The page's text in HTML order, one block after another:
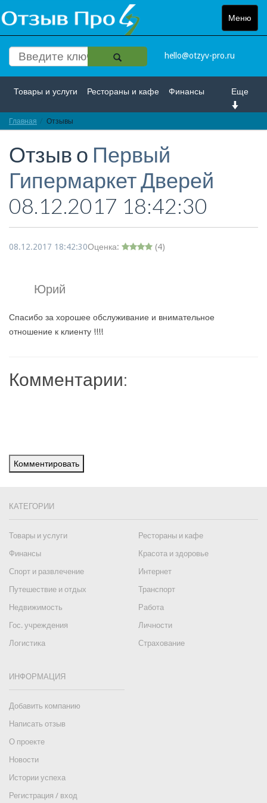
Меню
Toggle
hello@otzyv-pro.ru
Еще
Товары и услуги Рестораны и кафе Финансы
Красота и здоровье
Интернет Путешествие и отдых Транспорт
Недвижимость Работа Гос. учреждения
Личности Логистика Страхование
Главная Отзывы
Отзыв о Первый
Гипермаркет Дверей
08.12.2017 18:42:30
08.12.2017 18:42:30Оценка: (4)
Юрий
Спасибо за хорошее обслуживание и внимательное
отношение к клиенту !!!!
Комментарии:
Комментировать
КАТЕГОРИИ
Товары и услуги
Рестораны и кафе
Финансы
Красота и здоровье
Спорт и развлечение
Интернет
Путешествие и отдых
Транспорт
Недвижимость
Работа
Гос. учреждения
Личности
Логистика
Страхование
ИНФОРМАЦИЯ
Добавить компанию
Написать отзыв
О проекте
Новости
Истории успеха
Регистрация / вход